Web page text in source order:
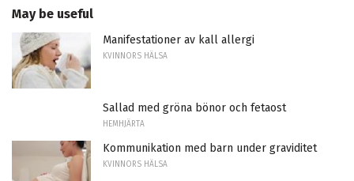
May be useful
Manifestationer av kall allergi
KVINNORS HÄLSA
Sallad med gröna bönor och fetaost
HEMHJÄRTA
Kommunikation med barn under graviditet
KVINNORS HÄLSA